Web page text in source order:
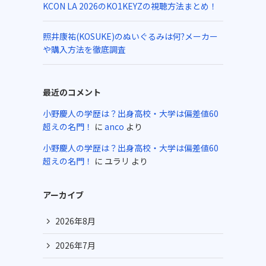
KCON LA 2026のKO1KEYZの視聴方法まとめ！
照井康祐(KOSUKE)のぬいぐるみは何?メーカー
や購入方法を徹底調査
最近のコメント
小野慶人の学歴は？出身高校・大学は偏差値60
超えの名門！ に anco より
小野慶人の学歴は？出身高校・大学は偏差値60
超えの名門！ に ユラリ より
アーカイブ
2026年8月
2026年7月